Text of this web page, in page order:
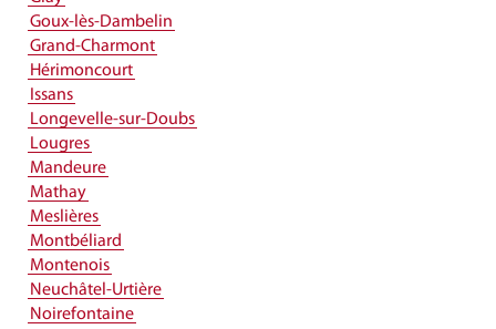
Goux-lès-Dambelin
Grand-Charmont
Hérimoncourt
Issans
Longevelle-sur-Doubs
Lougres
Mandeure
Mathay
Meslières
Montbéliard
Montenois
Neuchâtel-Urtière
Noirefontaine